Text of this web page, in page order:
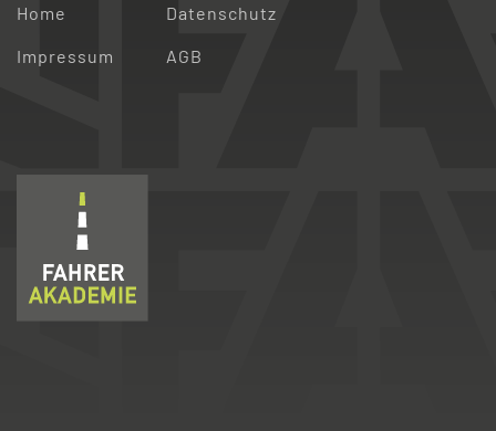
Home Datenschutz
Impressum AGB